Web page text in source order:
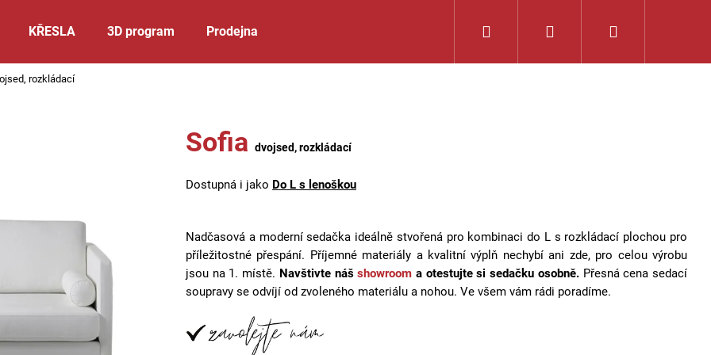
KŘESLA 3D program Prodejna Přihlášení
rozkládací
Sofia dvojsed, rozkládací
Dostupná i jako Do L s lenoškou
Nadčasová a moderní sedačka ideálně stvořená pro kombinaci do L s rozkládací plochou pro
příležitostné přespání. Příjemné materiály a kvalitní výplň nechybí ani zde, pro celou výrobu
jsou na 1. místě. Navštivte nášshowroom a otestujte si sedačku osobně. Přesná cena sedací
soupravy se odvíjí od zvoleného materiálu a nohou. Ve všem vám rádi poradíme.
Co potřebujete najít?
HLEDAT
Doporučujeme
KŘESLO CARLOS